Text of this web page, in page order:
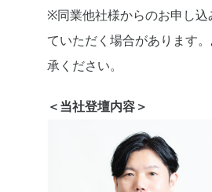
※同業他社様からのお申し
ていただく場合があります
承ください。
＜当社登壇内容＞